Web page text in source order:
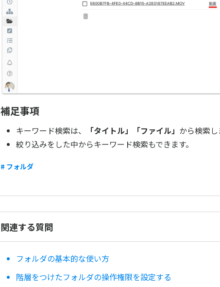
補足事項
キーワード検索は、 「タイトル」「ファイル」 から検索し
絞り込みをした中からキーワード検索もできます。
# フォルダ
関連する質問
フォルダの基本的な使い方
階層をつけたフォルダの操作権限を設定する